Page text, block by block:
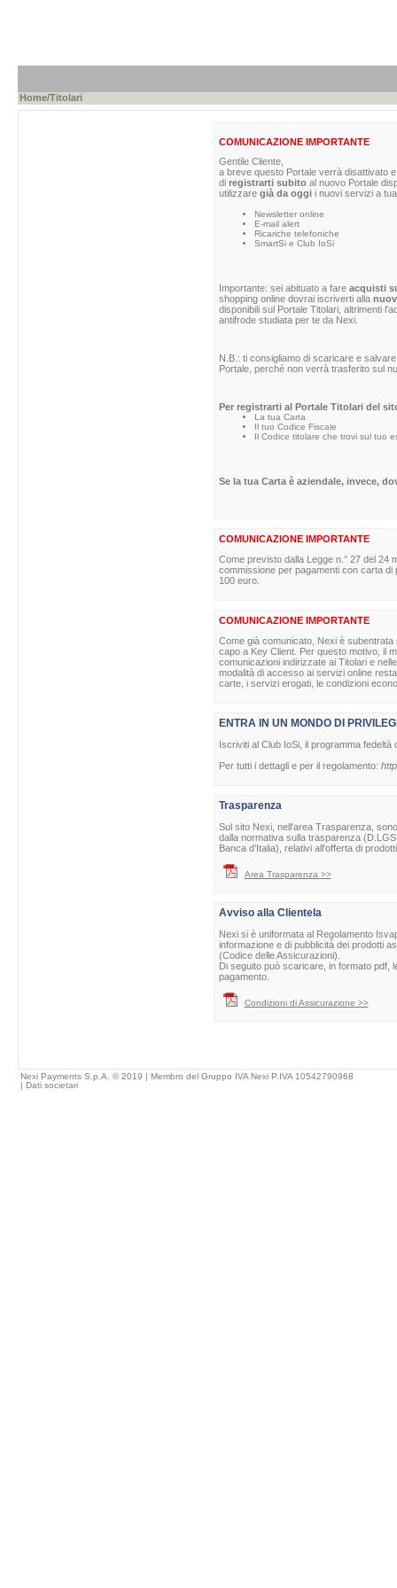
Home/Titolari
COMUNICAZIONE IMPORTANTE
Gentile Cliente,
a breve questo Portale verrà disattivato
diregistrarti subitoal nuovo Portale
utilizzare già da oggii nuovi servizi a
Newsletter online
E-mail alert
Ricariche telefoniche
SmartSi e Club IoSi
Importante: sei abituato a fare acquisti
shopping online dovrai iscriverti alla
disponibili sul Portale Titolari, altrimenti
antifrode studiata per te da Nexi.
N.B.: ti consigliamo di scaricare e
Portale, perché non verrà trasferito sul
Per registrarti al Portale Titolari del
La tua Carta
Il tuo Codice Fiscale
Il Codice titolare che trovi sul tuo
Se la tua Carta è aziendale, invece,
COMUNICAZIONE IMPORTANTE
Come previsto dalla Legge n.° 27 del 24
commissione per pagamenti con carta
100 euro.
COMUNICAZIONE IMPORTANTE
Come già comunicato, Nexi è
capo a Key Client. Per questo motivo, il
comunicazioni indirizzate ai Titolari e
modalità di accesso ai servizi online
carte, i servizi erogati, le condizioni
ENTRA IN UN MONDO DI
Iscriviti al Club IoSi, il programma
Per tutti i dettagli e per il regolamento:
Trasparenza
Sul sito Nexi, nell'area Trasparenza,
dalla normativa sulla trasparenza
Banca d’Italia), relativi all'offerta di
Area Trasparenza >>
Avviso alla Clientela
Nexi si è uniformata al Regolamento
informazione e di pubblicità dei prodotti
(Codice delle Assicurazioni).
Di seguito può scaricare, in formato pdf,
pagamento.
Condizioni di Assicurazione >>
Nexi Payments S.p.A. © 2019 | Membro del Gruppo IVA Nexi P.IVA 10542790968
| Dati societari